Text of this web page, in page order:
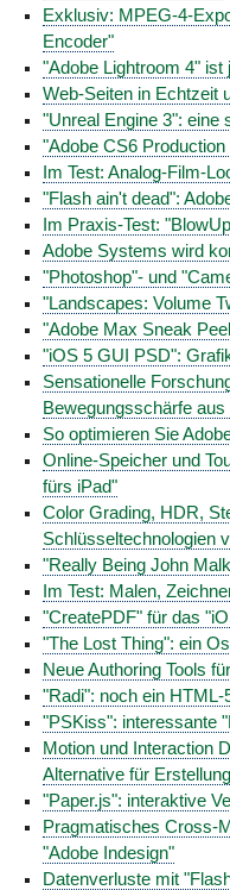
Exklusiv: MPEG-4-
Encoder"
"Adobe Lightroom 4" ist
Web-Seiten in Echtzeit
"Unreal Engine 3": eine
"Adobe CS6
Im Test: Analog-Film-
"Flash ain't dead":
Im Praxis-Test:
Adobe Systems wird
"Photoshop"- und
"Landscapes: Volume
"Adobe Max Sneak
"iOS 5 GUI PSD":
Sensationelle
Bewegungsschärfe
So optimieren Sie
Online-Speicher und
fürs iPad"
Color Grading, HDR,
Schlüsseltechnologien
"Really Being John
Im Test: Malen,
"CreatePDF" für das
"The Lost Thing": ein
Neue Authoring Tools
"Radi": noch ein HTML-
"PSKiss": interessante
Motion und Interaction
Alternative für
"Paper.js": interaktive
Pragmatisches Cross-
"Adobe Indesign"
Datenverluste mit